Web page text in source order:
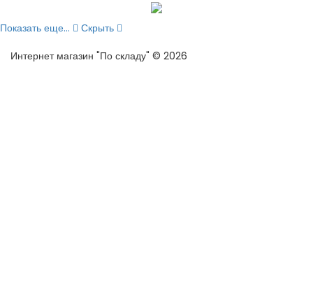
Показать еще...
Скрыть
Интернет магазин "По складу" © 2026